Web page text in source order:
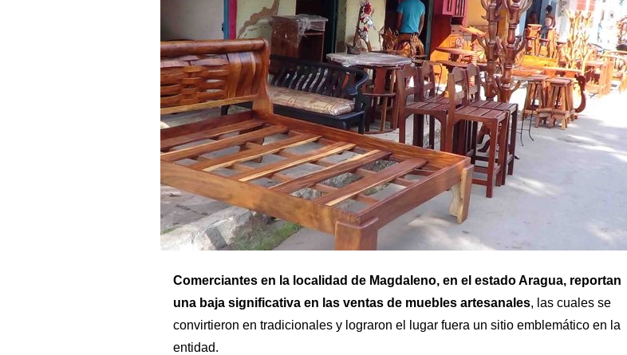
Comerciantes en la localidad de Magdaleno, en el estado Aragua, reportan
una baja significativa en las ventas de muebles artesanales, las cuales se
convirtieron en tradicionales y lograron el lugar fuera un sitio emblemático en la
entidad.